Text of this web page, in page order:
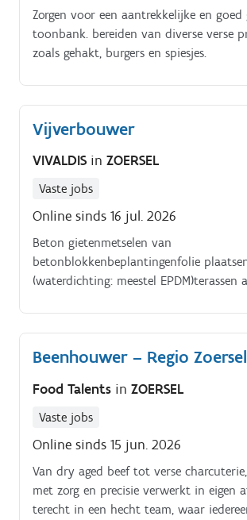
Zorgen voor een aantrekkelijke en goed
toonbank. bereiden van diverse verse
zoals gehakt, burgers en spiesjes.
Vijverbouwer
VIVALDIS in ZOERSEL
Vaste jobs
Online sinds 16 jul. 2026
Beton gietenmetselen van
betonblokkenbeplantingenfolie
(waterdichting: meestel EPDM)terassen
Beenhouwer – Regio Zoersel
Food Talents in ZOERSEL
Vaste jobs
Online sinds 15 jun. 2026
Van dry aged beef tot verse
met zorg en precisie verwerkt in eigen
terecht in een hecht team, waar